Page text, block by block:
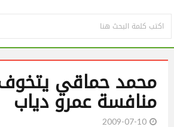
محمد حماقي
منافسة عمرو دياب
2009-07-10